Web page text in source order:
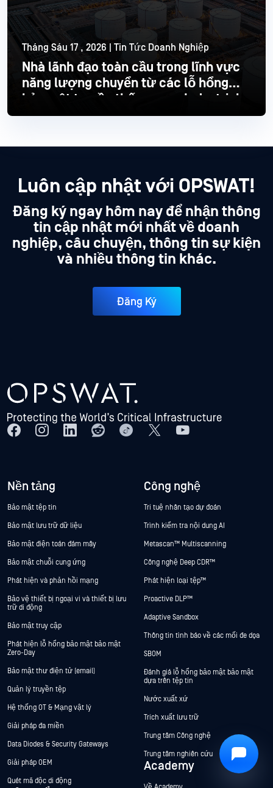
Tháng Sáu 17 , 2026 | Tin Tức Doanh Nghiệp
Nhà lãnh đạo toàn cầu trong lĩnh vực
năng lượng chuyển từ các lỗ hổng
bảo mật truyền thống sang Industrial
hiện đại
Đọc thêm
Luôn cập nhật với OPSWAT!
Đăng ký ngay hôm nay để nhận thông
tin cập nhật mới nhất về doanh
nghiệp, câu chuyện, thông tin sự kiện
và nhiều thông tin khác.
Đăng Ký
Nền tảng
Bảo mật tệp tin
Bảo mật lưu trữ dữ liệu
Bảo mật điện toán đám mây
Bảo mật chuỗi cung ứng
Phát hiện và phản hồi mạng
Bảo vệ thiết bị ngoại vi và thiết bị lưu
trữ di động
Bảo mật truy cập
Phát hiện lỗ hổng bảo mật bảo mật
Zero-Day
Bảo mật thư điện tử (email)
Quản lý truyền tệp
Hệ thống OT & Mạng vật lý
Giải pháp đa miền
Data Diodes & Security Gateways
Giải pháp OEM
Quét mã độc di động
Công nghệ
Trí tuệ nhân tạo dự đoán
Trình kiểm tra nội dung AI
Metascan™ Multiscanning
Công nghệ Deep CDR™
Phát hiện loại tệp™
Proactive DLP™
Adaptive Sandbox
Thông tin tình báo về các mối đe dọa
SBOM
Đánh giá lỗ hổng bảo mật bảo mật
dựa trên tệp tin
Nước xuất xứ
Trích xuất lưu trữ
Trung tâm Công nghệ
Trung tâm nghiên cứu
Academy
Hey there!
I'm Ozzy, your OPSWAT virtual assistant.
How can I help you secure what's critical
Privacy Policy